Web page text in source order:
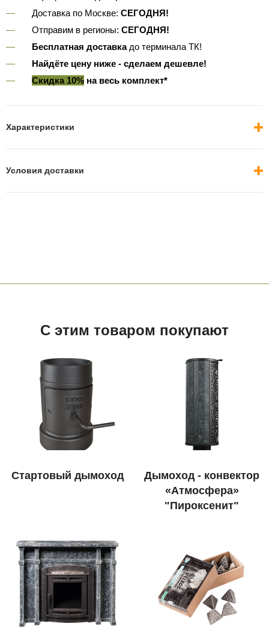
Доставка по Москве: СЕГОДНЯ!
Отправим в регионы: СЕГОДНЯ!
Бесплатная доставкадо терминала ТК!
Найдёте цену ниже - сделаем дешевле!
Скидка 10%на весь комплект*
Характеристики
Условия доставки
С этим товаром покупают
Стартовый дымоход
Дымоход - конвектор
«Атмосфера»
"Пироксенит"